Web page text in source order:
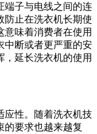
端子与电线之间的连
防止在洗衣机长期使
意味着消费者在使用
中断或者更严重的安
，延长洗衣机的使用
应性。随着洗衣机技
的要求也越来越复